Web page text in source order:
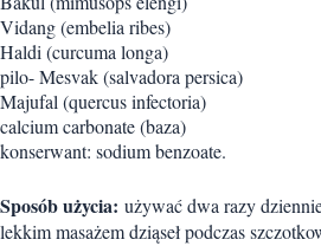
Vidang (embelia ribes)
Haldi (curcuma longa)
pilo- Mesvak (salvadora persica)
Majufal (quercus infectoria)
calcium carbonate (baza)
konserwant: sodium benzoate.
Sposób użycia: używać dwa razy
lekkim masażem dziąseł podczas